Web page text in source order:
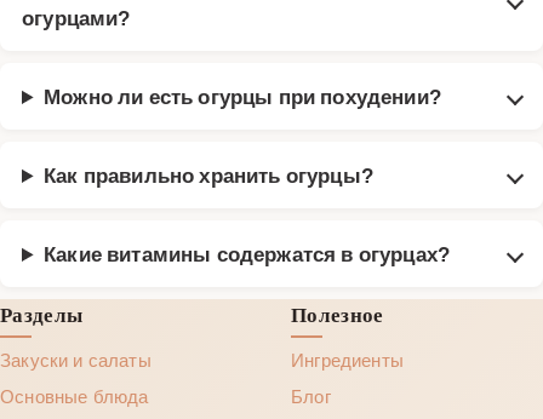
огурцами?
Можно ли есть огурцы при похудении?
Как правильно хранить огурцы?
Какие витамины содержатся в огурцах?
Разделы
Закуски и салаты
Основные блюда
Полезное
Ингредиенты
Блог